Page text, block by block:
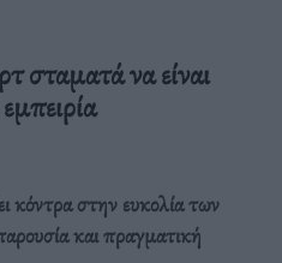
σταματά να είναι
στην ευκολία των
και πραγματική